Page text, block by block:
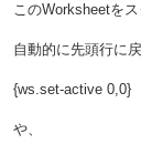
このWorksheetを
自動的に先頭行に
{ws.set-active 0,0}
や、